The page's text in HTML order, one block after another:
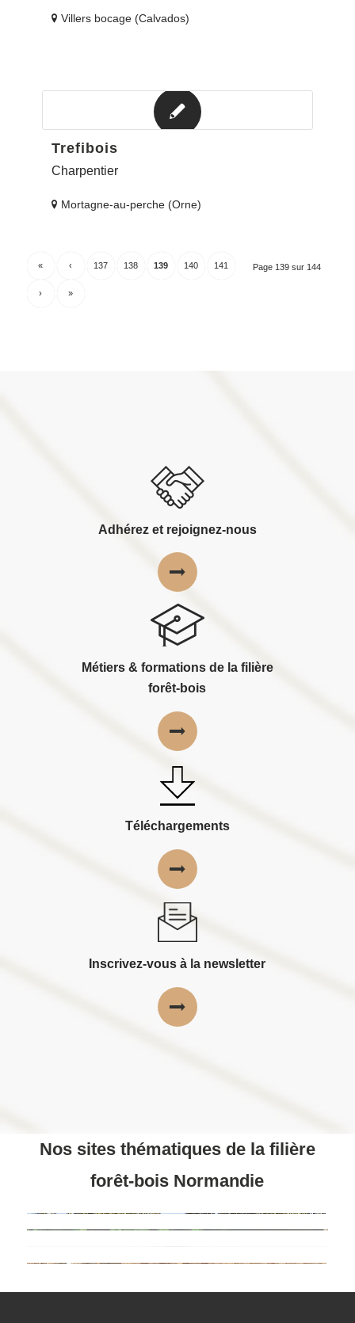
Villers bocage (Calvados)
Trefibois
Charpentier
Mortagne-au-perche (Orne)
Page 139 sur 144
« ‹ 137 138 139 140 141
› »
Adhérez et rejoignez-nous
Métiers & formations de la filière
forêt-bois
Téléchargements
Inscrivez-vous à la newsletter
Nos sites thématiques de la filière
forêt-bois Normandie